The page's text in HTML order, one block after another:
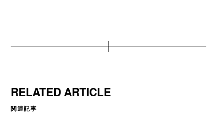
RELATED ARTICLE
関連記事